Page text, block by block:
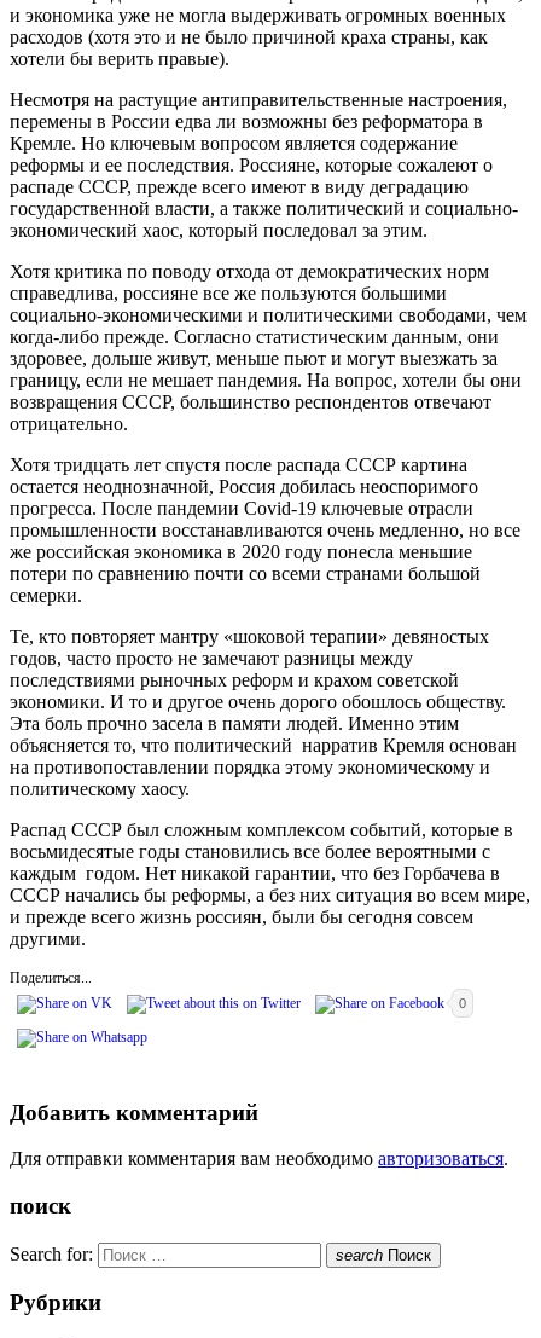
и экономика уже не могла выдерживать огромных военных
расходов (хотя это и не было причиной краха страны, как
хотели бы верить правые).
Несмотря на растущие антиправительственные настроения,
перемены в России едва ли возможны без реформатора в
Кремле. Но ключевым вопросом является содержание
реформы и ее последствия. Россияне, которые сожалеют о
распаде СССР, прежде всего имеют в виду деградацию
государственной власти, а также политический и социально-
экономический хаос, который последовал за этим.
Хотя критика по поводу отхода от демократических норм
справедлива, россияне все же пользуются большими
социально-экономическими и политическими свободами, чем
когда-либо прежде. Согласно статистическим данным, они
здоровее, дольше живут, меньше пьют и могут выезжать за
границу, если не мешает пандемия. На вопрос, хотели бы они
возвращения СССР, большинство респондентов отвечают
отрицательно.
Хотя тридцать лет спустя после распада СССР картина
остается неоднозначной, Россия добилась неоспоримого
прогресса. После пандемии Covid-19 ключевые отрасли
промышленности восстанавливаются очень медленно, но все
же российская экономика в 2020 году понесла меньшие
потери по сравнению почти со всеми странами большой
семерки.
Те, кто повторяет мантру «шоковой терапии» девяностых
годов, часто просто не замечают разницы между
последствиями рыночных реформ и крахом советской
экономики. И то и другое очень дорого обошлось обществу.
Эта боль прочно засела в памяти людей. Именно этим
объясняется то, что политический нарратив Кремля основан
на противопоставлении порядка этому экономическому и
политическому хаосу.
Распад СССР был сложным комплексом событий, которые в
восьмидесятые годы становились все более вероятными с
каждым годом. Нет никакой гарантии, что без Горбачева в
СССР начались бы реформы, а без них ситуация во всем мире,
и прежде всего жизнь россиян, были бы сегодня совсем
другими.
Поделиться...
0
Добавить комментарий
Для отправки комментария вам необходимо авторизоваться.
поиск
Search for: search Поиск
Рубрики